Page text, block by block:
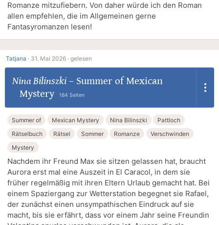
Romanze mitzufiebern. Von daher würde ich den Roman
allen empfehlen, die im Allgemeinen gerne
Fantasyromanzen lesen!
Tatjana · 31. Mai 2026 · gelesen
Nina Bilinszki– Summer of Mexican
Mystery
184 Seiten
Summer of Mexican Mystery Nina Bilinszki
Pattloch
Rätselbuch
Rätsel Sommer Romanze
Verschwinden
Mystery
Nachdem ihr Freund Max sie sitzen gelassen hat, braucht
Aurora erst mal eine Auszeit in El Caracol, in dem sie
früher regelmäßig mit ihren Eltern Urlaub gemacht hat. Bei
einem Spaziergang zur Wetterstation begegnet sie Rafael,
der zunächst einen unsympathischen Eindruck auf sie
macht, bis sie erfährt, dass vor einem Jahr seine Freundin